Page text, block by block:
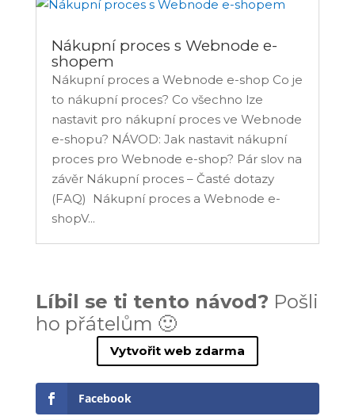
Nákupní proces s Webnode e-
shopem
Nákupní proces a Webnode e-shop Co je
to nákupní proces? Co všechno lze
nastavit pro nákupní proces ve Webnode
e-shopu? NÁVOD: Jak nastavit nákupní
proces pro Webnode e-shop? Pár slov na
závěr Nákupní proces – Časté dotazy
(FAQ) Nákupní proces a Webnode e-
shopV...
Líbil se ti tento návod? Pošli
ho přátelům 🙂
Vytvořit web zdarma
Facebook